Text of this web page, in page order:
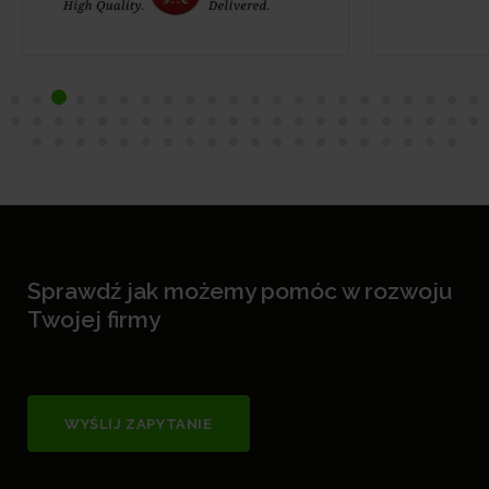
Sprawdź jak możemy pomóc w rozwoju
Twojej firmy
WYŚLIJ ZAPYTANIE